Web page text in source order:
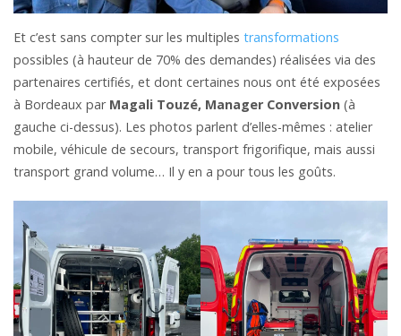
Et c’est sans compter sur les multiples transformations
possibles (à hauteur de 70% des demandes) réalisées via des
partenaires certifiés, et dont certaines nous ont été exposées
à Bordeaux par Magali Touzé, Manager Conversion (à
gauche ci-dessus). Les photos parlent d’elles-mêmes : atelier
mobile, véhicule de secours, transport frigorifique, mais aussi
transport grand volume… Il y en a pour tous les goûts.